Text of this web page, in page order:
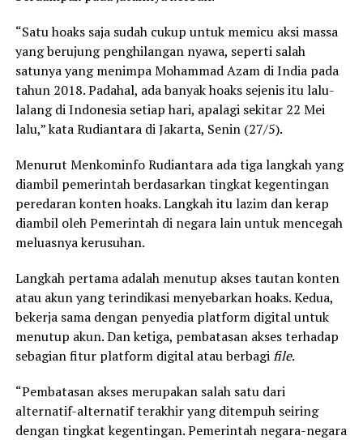
“Satu hoaks saja sudah cukup untuk memicu aksi massa
yang berujung penghilangan nyawa, seperti salah
satunya yang menimpa Mohammad Azam di India pada
tahun 2018. Padahal, ada banyak hoaks sejenis itu lalu-
lalang di Indonesia setiap hari, apalagi sekitar 22 Mei
lalu,” kata Rudiantara di Jakarta, Senin (27/5).
Menurut Menkominfo Rudiantara ada tiga langkah yang
diambil pemerintah berdasarkan tingkat kegentingan
peredaran konten hoaks. Langkah itu lazim dan kerap
diambil oleh Pemerintah di negara lain untuk mencegah
meluasnya kerusuhan.
Langkah pertama adalah menutup akses tautan konten
atau akun yang terindikasi menyebarkan hoaks. Kedua,
bekerja sama dengan penyedia platform digital untuk
menutup akun. Dan ketiga, pembatasan akses terhadap
sebagian fitur platform digital atau berbagifile.
“Pembatasan akses merupakan salah satu dari
alternatif-alternatif terakhir yang ditempuh seiring
dengan tingkat kegentingan. Pemerintah negara-negara